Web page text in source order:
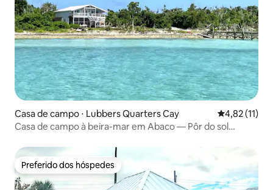
Casa de campo ⋅ Lubbers Quarters Cay 4,82 de uma
4,82 (11)
Casa de campo à beira-mar em Abaco — Pôr do sol
Preferido dos hóspedes
Preferido dos hóspedes